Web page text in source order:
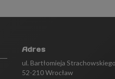
Adres
ul. Bartłomieja
52-210 Wrocław